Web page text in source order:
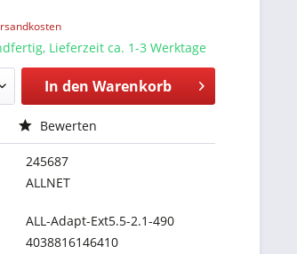
Lieferzeit ca. 1-3 Werktage
In den Warenkorb
Bewerten
245687
ALLNET
ALL-Adapt-Ext5.5-2.1-490
4038816146410